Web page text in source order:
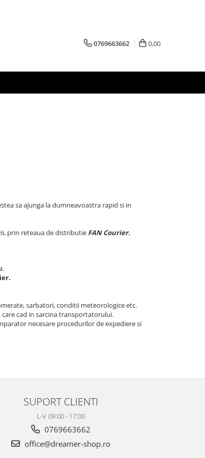
0769663662 0,00
sa ajunga la dumneavoastra rapid si in
prin reteaua de distributie FAN Courier.
sarbatori, conditii meteorologice etc.
cad in sarcina transportatorului.
necesare procedurilor de expediere si
SUPORT CLIENTI
L-V 09:00 - 17:00
0769663662
office@dreamer-shop.ro